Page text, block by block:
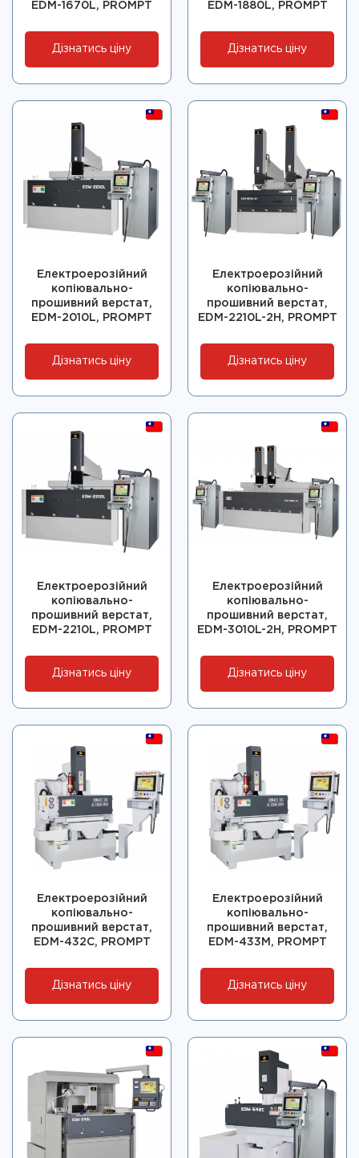
EDM-1670L, PROMPT
Дізнатись ціну
EDM-1880L, PROMPT
Дізнатись ціну
Електроерозійний
копіювально-
прошивний верстат,
EDM-2010L, PROMPT
Дізнатись ціну
Електроерозійний
копіювально-
прошивний верстат,
EDM-2210L-2H, PROMPT
Дізнатись ціну
Електроерозійний
копіювально-
прошивний верстат,
EDM-2210L, PROMPT
Дізнатись ціну
Електроерозійний
копіювально-
прошивний верстат,
EDM-3010L-2H, PROMPT
Дізнатись ціну
Електроерозійний
копіювально-
прошивний верстат,
EDM-432C, PROMPT
Дізнатись ціну
Електроерозійний
копіювально-
прошивний верстат,
EDM-433M, PROMPT
Дізнатись ціну